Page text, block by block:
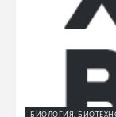
БИОЛОГИЯ,